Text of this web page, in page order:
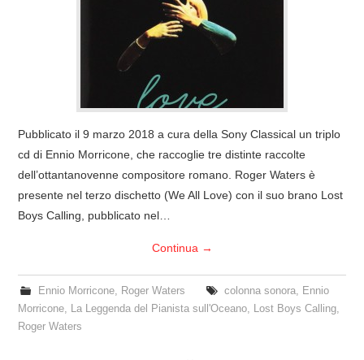
DISCOGRAFIA
LINKS
CONTATTI
POLICY/COOKIES
Pubblicato il 9 marzo 2018 a cura della Sony Classical un triplo
cd di Ennio Morricone, che raccoglie tre distinte raccolte
dell’ottantanovenne compositore romano. Roger Waters è
presente nel terzo dischetto (We All Love) con il suo brano Lost
Boys Calling, pubblicato nel…
Continua →
Ennio Morricone, Roger Waters colonna sonora, Ennio
Morricone, La Leggenda del Pianista sull'Oceano, Lost Boys Calling,
Roger Waters